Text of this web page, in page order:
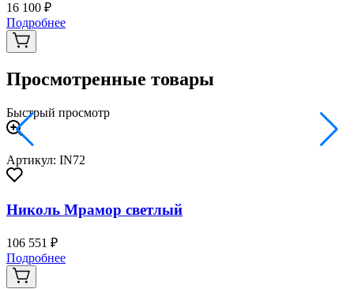
16 100 ₽
Подробнее
Просмотренные товары
Быстрый просмотр
Артикул: IN72
Николь Мрамор светлый
106 551 ₽
Подробнее